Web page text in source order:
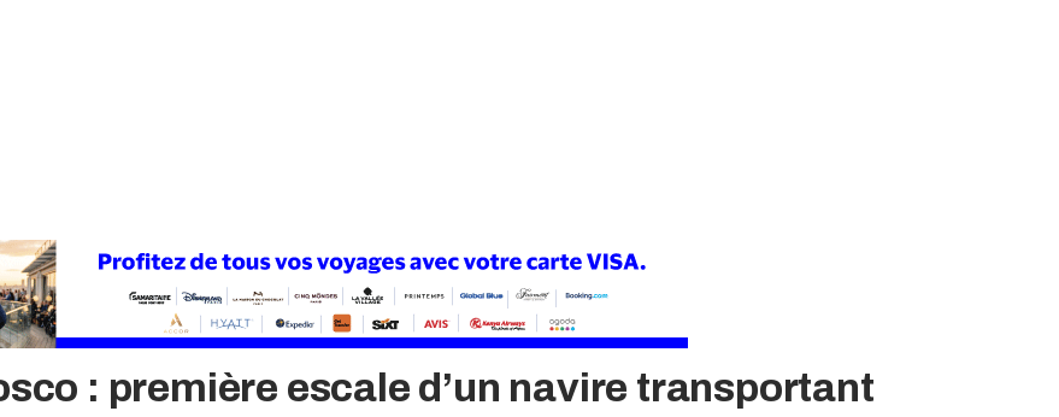
: première escale d’un navire transportant